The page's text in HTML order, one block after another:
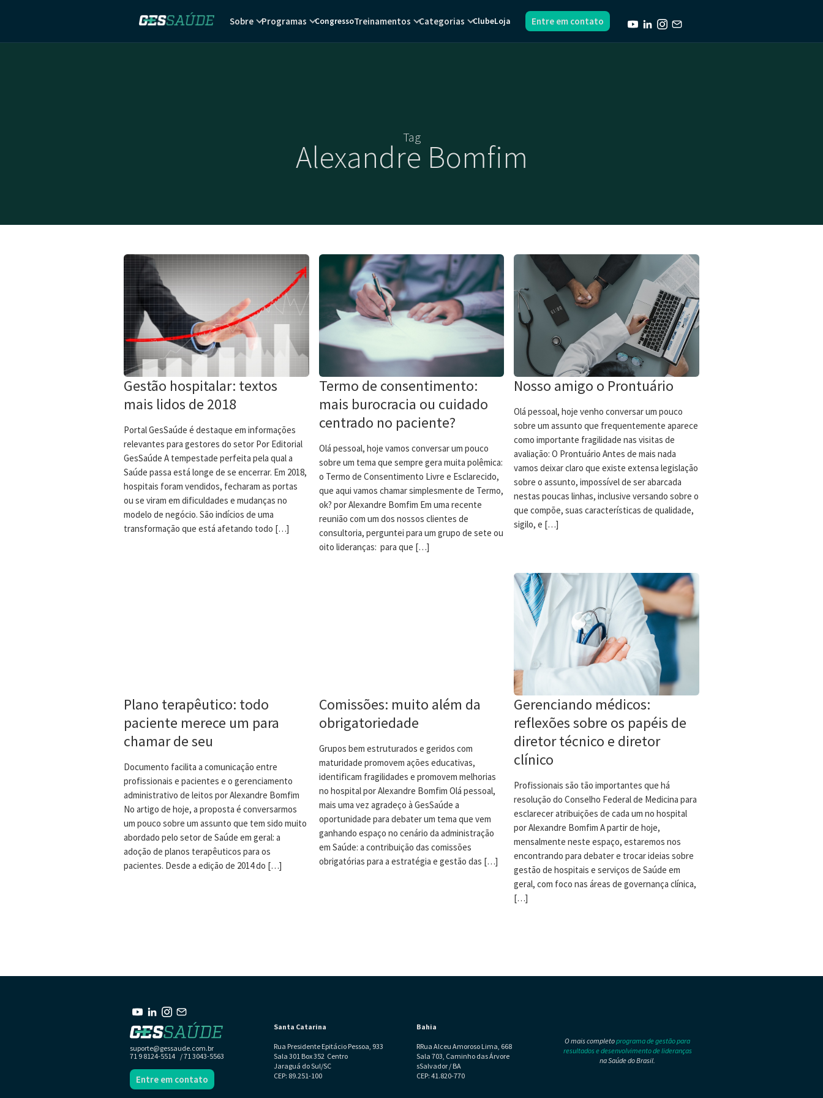
Sobre Programas CongressoTreinamentos Categorias ClubeLoja Entre em contato
Tag
Alexandre Bomfim
Gestão hospitalar: textos
mais lidos de 2018
Portal GesSaúde é destaque em informações
relevantes para gestores do setor Por Editorial
GesSaúde A tempestade perfeita pela qual a
Saúde passa está longe de se encerrar. Em 2018,
hospitais foram vendidos, fecharam as portas
ou se viram em dificuldades e mudanças no
modelo de negócio. São indícios de uma
transformação que está afetando todo […]
Termo de consentimento:
mais burocracia ou cuidado
centrado no paciente?
Olá pessoal, hoje vamos conversar um pouco
sobre um tema que sempre gera muita polêmica:
o Termo de Consentimento Livre e Esclarecido,
que aqui vamos chamar simplesmente de Termo,
ok? por Alexandre Bomfim Em uma recente
reunião com um dos nossos clientes de
consultoria, perguntei para um grupo de sete ou
oito lideranças: para que […]
Nosso amigo o Prontuário
Olá pessoal, hoje venho conversar um pouco
sobre um assunto que frequentemente aparece
como importante fragilidade nas visitas de
avaliação: O Prontuário Antes de mais nada
vamos deixar claro que existe extensa legislação
sobre o assunto, impossível de ser abarcada
nestas poucas linhas, inclusive versando sobre o
que compõe, suas características de qualidade,
sigilo, e […]
Plano terapêutico: todo
paciente merece um para
chamar de seu
Documento facilita a comunicação entre
profissionais e pacientes e o gerenciamento
administrativo de leitos por Alexandre Bomfim
No artigo de hoje, a proposta é conversarmos
um pouco sobre um assunto que tem sido muito
abordado pelo setor de Saúde em geral: a
adoção de planos terapêuticos para os
pacientes. Desde a edição de 2014 do […]
Comissões: muito além da
obrigatoriedade
Grupos bem estruturados e geridos com
maturidade promovem ações educativas,
identificam fragilidades e promovem melhorias
no hospital por Alexandre Bomfim Olá pessoal,
mais uma vez agradeço à GesSaúde a
oportunidade para debater um tema que vem
ganhando espaço no cenário da administração
em Saúde: a contribuição das comissões
obrigatórias para a estratégia e gestão das […]
Gerenciando médicos:
reflexões sobre os papéis de
diretor técnico e diretor
clínico
Profissionais são tão importantes que há
resolução do Conselho Federal de Medicina para
esclarecer atribuições de cada um no hospital
por Alexandre Bomfim A partir de hoje,
mensalmente neste espaço, estaremos nos
encontrando para debater e trocar ideias sobre
gestão de hospitais e serviços de Saúde em
geral, com foco nas áreas de governança clínica,
[…]
suporte@gessaude.com.br
71 9 8124-5514 / 71 3043-5563
Entre em contato
Santa Catarina
Rua Presidente Epitácio Pessoa, 933
Sala 301 Box 352 Centro
Jaraguá do Sul/SC
CEP: 89.251-100
Bahia
RRua Alceu Amoroso Lima, 668
Sala 703, Caminho das Árvore
sSalvador / BA
CEP: 41.820-770
O mais completoprograma de gestão para
resultados e desenvolvimento de lideranças
na Saúde do Brasil.